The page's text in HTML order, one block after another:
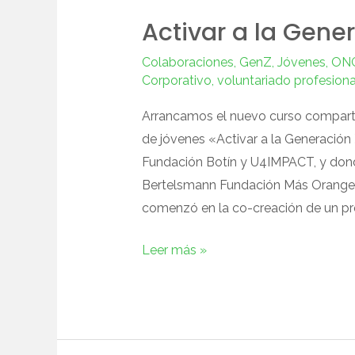
Activar a la
Colaboraciones, GenZ, Jóvenes,
Corporativo, voluntariado
Arrancamos el nuevo curso
de jóvenes «Activar a la
Fundación Botín y U4IMPACT, y
Bertelsmann Fundación Más
comenzó en la co-creación de un
Leer más »